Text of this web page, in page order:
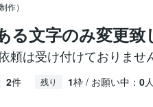
作）
る文字のみ変更致
頼は受け付けておりませ
2件 残り 1枠 / お願い中： 0人